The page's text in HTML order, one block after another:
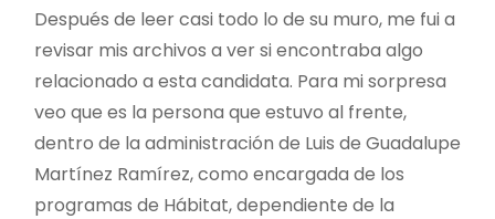
Después de leer casi todo lo de su muro, me fui a
revisar mis archivos a ver si encontraba algo
relacionado a esta candidata. Para mi sorpresa
veo que es la persona que estuvo al frente,
dentro de la administración de Luis de Guadalupe
Martínez Ramírez, como encargada de los
programas de Hábitat, dependiente de la